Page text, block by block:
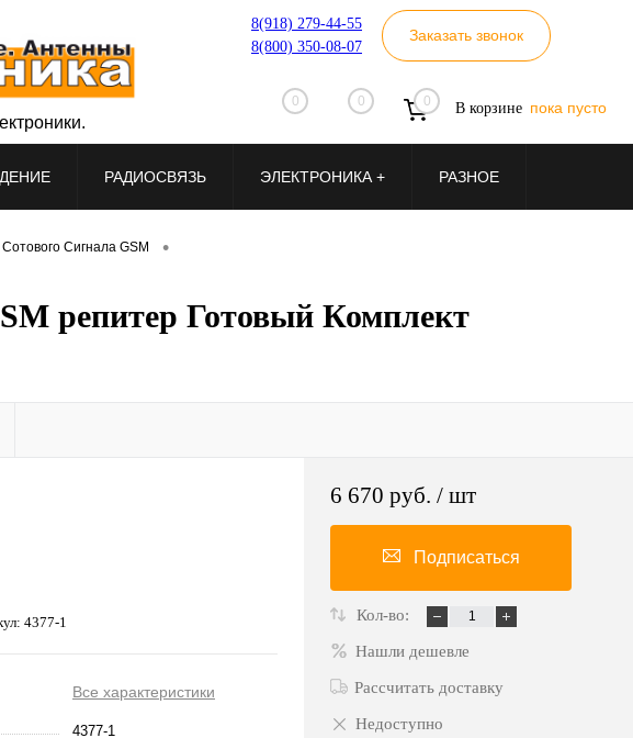
8(918) 279-44-55
8(800) 350-08-07
Заказать звонок
0 0 0 В корзине пока пусто
РАДИОСВЯЗЬ ЭЛЕКТРОНИКА + РАЗНОЕ
Сигнала GSM •
репитер Готовый Комплект
4377-1
Все характеристики
4377-1
6 670 руб. / шт
Подписаться
Кол-во:
Нашли дешевле
Рассчитать доставку
Недоступно